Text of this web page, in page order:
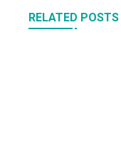
RELATED POSTS